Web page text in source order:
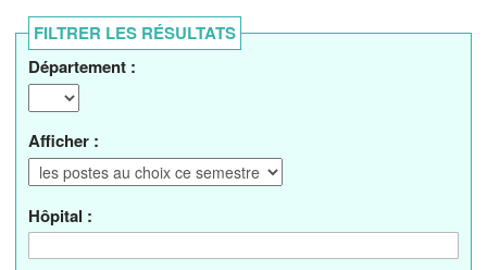
FILTRER LES RÉSULTATS
Département :
Afficher :
Hôpital :